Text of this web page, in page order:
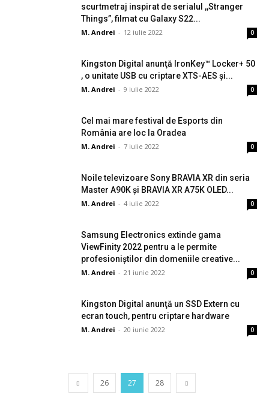
scurtmetraj inspirat de serialul ,,Stranger
Things”, filmat cu Galaxy S22...
M. Andrei - 12 iulie 2022 0
Kingston Digital anunţă IronKey™ Locker+ 50
, o unitate USB cu criptare XTS-AES și...
M. Andrei - 9 iulie 2022 0
Cel mai mare festival de Esports din
România are loc la Oradea
M. Andrei - 7 iulie 2022 0
Noile televizoare Sony BRAVIA XR din seria
Master A90K și BRAVIA XR A75K OLED...
M. Andrei - 4 iulie 2022 0
Samsung Electronics extinde gama
ViewFinity 2022 pentru a le permite
profesioniștilor din domeniile creative...
M. Andrei - 21 iunie 2022 0
Kingston Digital anunţă un SSD Extern cu
ecran touch, pentru criptare hardware
M. Andrei - 20 iunie 2022 0
26 27 28